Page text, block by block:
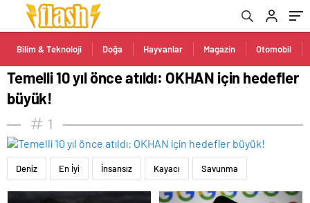
Bilim & Teknoloji Doğa Hayvanlar Magazin Otomobil
Temelli 10 yıl önce atıldı: OKHAN için hedefler
büyük!
1
Deniz En İyi İnsansız Kayacı Savunma